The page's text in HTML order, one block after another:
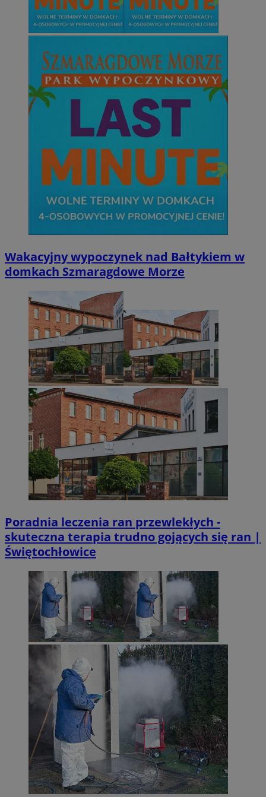
Wakacyjny wypoczynek nad Bałtykiem w
domkach Szmaragdowe Morze
Poradnia leczenia ran przewlekłych -
skuteczna terapia trudno gojących się ran |
Świętochłowice